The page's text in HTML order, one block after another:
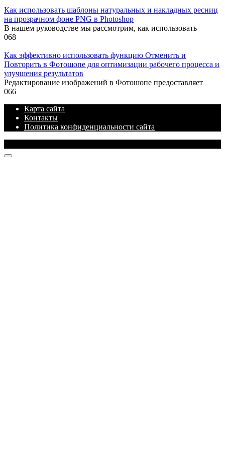
Как использовать шаблоны натуральных и накладных ресниц
на прозрачном фоне PNG в Photoshop
В нашем руководстве мы рассмотрим, как использовать
068
Как эффективно использовать функцию Отменить и
Повторить в Фотошопе для оптимизации рабочего процесса и
улучшения результатов
Редактирование изображений в Фотошопе предоставляет
066
Карта сайта
Контакты
Политика конфиденциальности сайта